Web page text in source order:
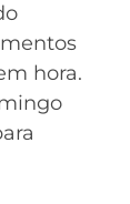
hora.